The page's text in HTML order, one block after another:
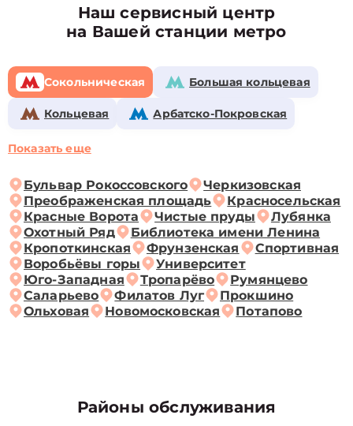
Наш сервисный центр
на Вашей станции метро
Сокольническая Большая кольцевая
Кольцевая Арбатско-Покровская
Показать еще
Бульвар Рокоссовского
Черкизовская
Преображенская площадь
Красносельская
Красные Ворота
Чистые пруды
Лубянка
Охотный Ряд
Библиотека имени Ленина
Кропоткинская
Фрунзенская
Спортивная
Воробьёвы горы
Университет
Юго-Западная
Тропарёво
Румянцево
Саларьево
Филатов Луг
Прокшино
Ольховая
Новомосковская Потапово
Районы обслуживания